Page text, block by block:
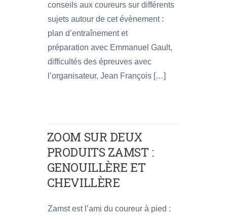
conseils aux coureurs sur différents
sujets autour de cet évènement :
plan d’entraînement et
préparation avec Emmanuel Gault,
difficultés des épreuves avec
l’organisateur, Jean François […]
ZOOM SUR DEUX
PRODUITS ZAMST :
GENOUILLÈRE ET
CHEVILLÈRE
Zamst est l’ami du coureur à pied :